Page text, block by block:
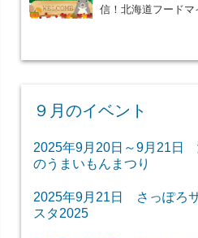
信！北海道フードマ
９月のイベント
2025年9月20日～9月21日
のうまいもんまつり
2025年9月21日 さっぽろ
スタ2025